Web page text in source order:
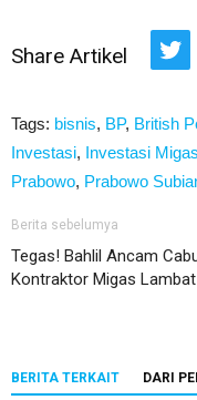
Share Artikel
Tags: bisnis, BP, British
Investasi, Investasi Migas
Prabowo, Prabowo
Berita sebelumya
Tegas! Bahlil Ancam
Kontraktor Migas Lambat
BERITA TERKAIT DARI